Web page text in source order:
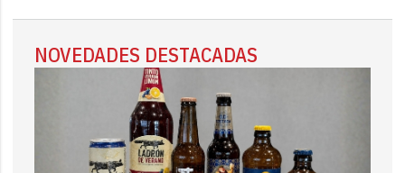
NOVEDADES DESTACADAS